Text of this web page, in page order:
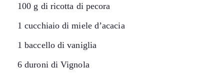
100 g di ricotta di pecora
1 cucchiaio di miele d’acacia
1 baccello di vaniglia
6 duroni di Vignola